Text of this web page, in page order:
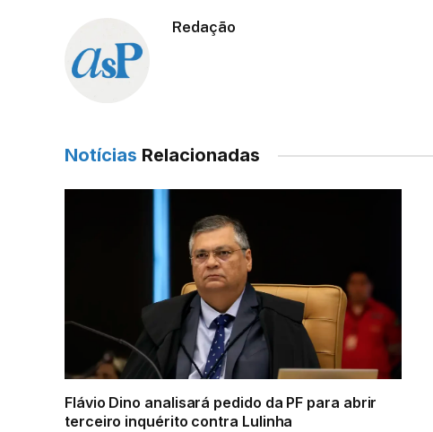
Redação
Notícias Relacionadas
Flávio Dino analisará pedido da PF para abrir
terceiro inquérito contra Lulinha